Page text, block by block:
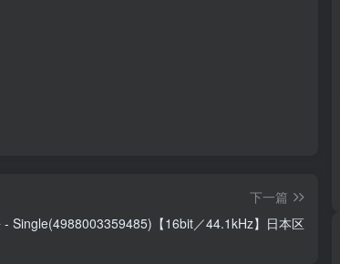
下一篇
- Single(4988003359485)【16bit／44.1kHz】日本区